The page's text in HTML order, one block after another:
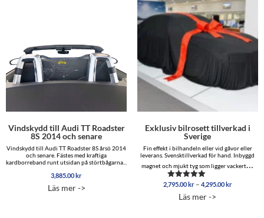
Vindskydd till Audi TT Roadster
8S 2014 och senare
Vindskydd till Audi TT Roadster 8S årsö 2014
och senare. Fästes med kraftiga
kardborreband runt utsidan på störtbågarna...
3,885.00 kr
Läs mer ->
Exklusiv bilrosett tillverkad i
Sverige
Fin effekt i bilhandeln eller vid gåvor eller
leverans. Svensktillverkad för hand. Inbyggd
magnet och mjukt tyg som ligger vackert…
Betygsatt
av 5
2,795.00 kr – 4,295.00 kr
Läs mer ->